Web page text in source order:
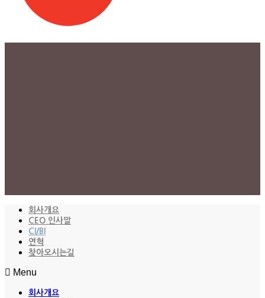
회사개요
CEO 인사말
CI/BI
연혁
찾아오시는길
Menu
회사개요